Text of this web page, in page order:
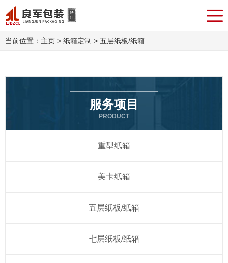
当前位置： 主页 > 纸箱定制 > 五层纸板/纸箱
服务项目
PRODUCT
重型纸箱
美卡纸箱
五层纸板/纸箱
七层纸板/纸箱